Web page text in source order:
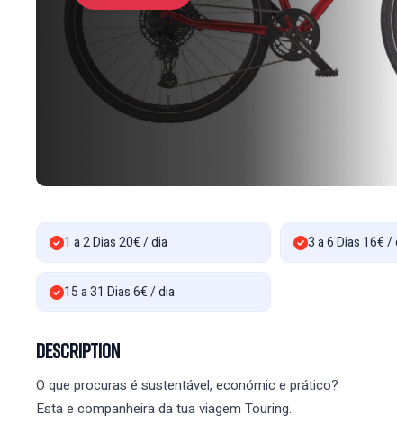
1 a 2 Dias 20€ / dia
3 a 6 Dias 16€ /
15 a 31 Dias 6€ / dia
Description
O que procuras é sustentável, económic e prático?
Esta e companheira da tua viagem Touring.